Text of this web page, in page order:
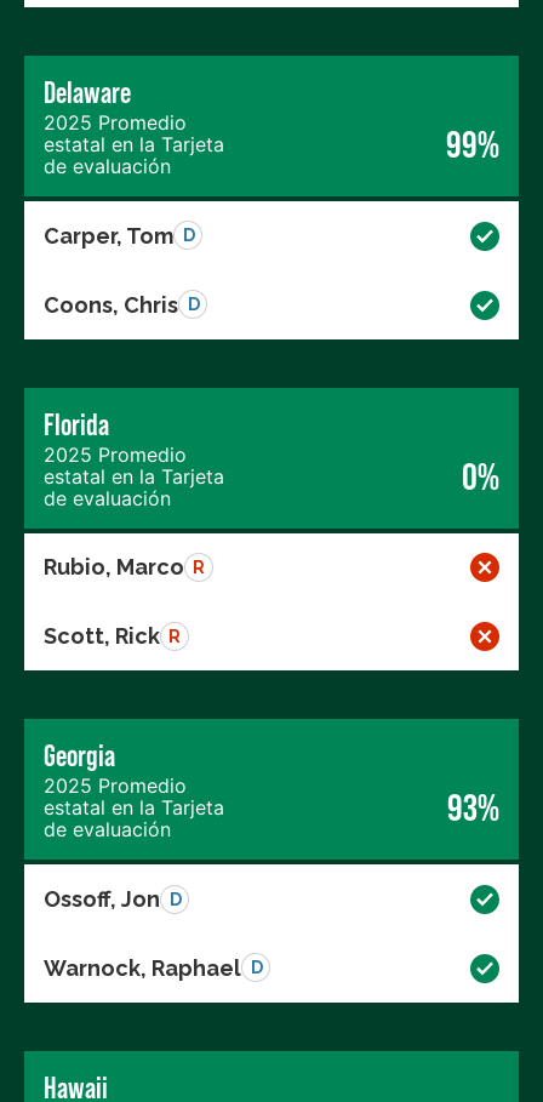
Delaware
2025 Promedio
estatal en la Tarjeta
de evaluación
99%
Carper, Tom D
Coons, Chris D
Florida
2025 Promedio
estatal en la Tarjeta
de evaluación
0%
Rubio, Marco R
Scott, Rick R
Georgia
2025 Promedio
estatal en la Tarjeta
de evaluación
93%
Ossoff, Jon D
Warnock, Raphael D
Hawaii